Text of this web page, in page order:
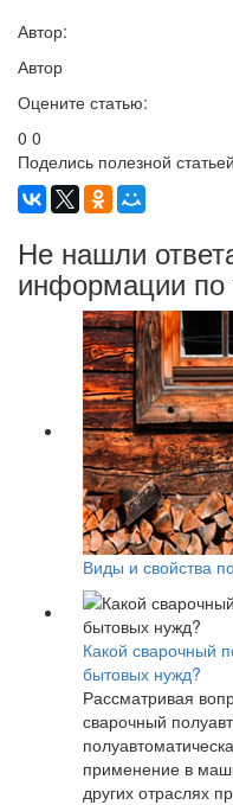
Автор:
Автор
Оцените статью:
0 0
Поделись полезной
Не нашли
информации по
Виды и свойства
Какой сварочный
бытовых нужд?
Рассматривая
сварочный
применение в
других отраслях